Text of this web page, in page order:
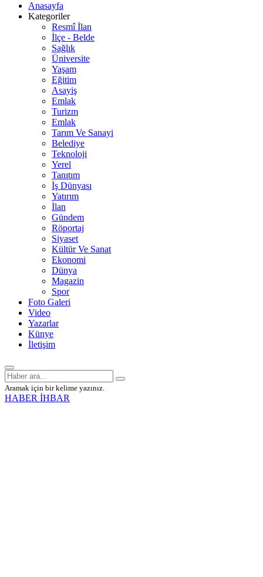
Anasayfa
Kategoriler
Resmî İlan
İlçe - Belde
Sağlık
Üniversite
Yaşam
Eğitim
Asayiş
Emlak
Turizm
Emlak
Tarım Ve Sanayi
Belediye
Teknoloji
Yerel
Tanıtım
İş Dünyası
Yatırım
İlan
Gündem
Röportaj
Siyaset
Kültür Ve Sanat
Ekonomi
Dünya
Magazin
Spor
Foto Galeri
Video
Yazarlar
Künye
İletişim
Aramak için bir kelime yazınız.
HABER İHBAR